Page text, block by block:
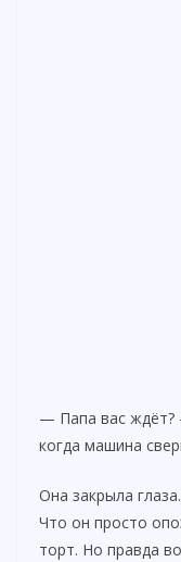
— Папа вас ждёт?
когда машина
Она закрыла
Что он просто
торт. Но правда